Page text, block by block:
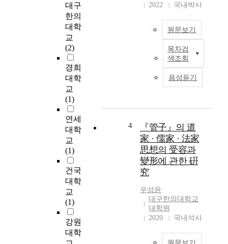
대구
한의
대학
교
(2)
경희
대학
교
(1)
연세
대학
교
(1)
건국
대학
교
(1)
강원
대학
2022
국내박사
원문보기
목차검
색조회
음성듣기
4
『管子』의 道
家 · 儒家 · 法家
思想의 受容과
變形에 관한 硏
究
우성윤
대구한의대학교
대학원
2020
국내석사